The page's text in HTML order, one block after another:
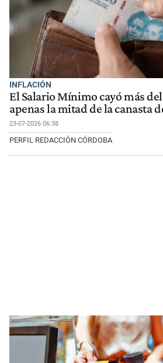
INFLACIÓN
El Salario Mínimo cayó más
apenas la mitad de la canasta
23-07-2026 06:38
PERFIL REDACCIÓN CÓRDOBA